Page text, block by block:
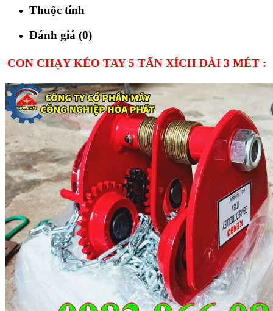
Thuộc tính
Đánh giá (0)
CON CHẠY KÉO TAY 5 TẤN XÍCH DÀI 3 MÉT :